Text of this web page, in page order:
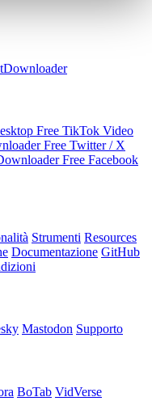
Free TikTok Video
Free Twitter / X
Free Facebook
Strumenti Resources
Documentazione GitHub
Mastodon Supporto
BoTab VidVerse